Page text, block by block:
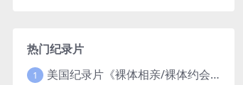
热门纪录片
1 美国纪录片《裸体相亲/裸体约会 Dating Naked 2014-2016》第1-3季全33集 英语中英双字 无水印纯净版 1080P/MKV/85.6G 裸体相亲真人秀